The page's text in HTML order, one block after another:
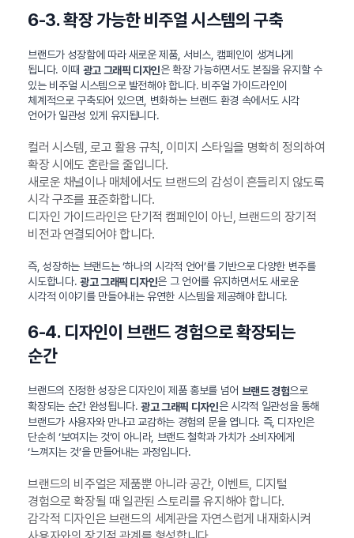
6-3. 확장 가능한 비주얼 시스템의 구축
브랜드가 성장함에 따라 새로운 제품, 서비스, 캠페인이 생겨나게
됩니다. 이때 광고 그래픽 디자인은 확장 가능하면서도 본질을 유지할 수
있는 비주얼 시스템으로 발전해야 합니다. 비주얼 가이드라인이
체계적으로 구축되어 있으면, 변화하는 브랜드 환경 속에서도 시각
언어가 일관성 있게 유지됩니다.
컬러 시스템, 로고 활용 규칙, 이미지 스타일을 명확히 정의하여
확장 시에도 혼란을 줄입니다.
새로운 채널이나 매체에서도 브랜드의 감성이 흔들리지 않도록
시각 구조를 표준화합니다.
디자인 가이드라인은 단기적 캠페인이 아닌, 브랜드의 장기적
비전과 연결되어야 합니다.
즉, 성장하는 브랜드는 ‘하나의 시각적 언어’를 기반으로 다양한 변주를
시도합니다. 광고 그래픽 디자인은 그 언어를 유지하면서도 새로운
시각적 이야기를 만들어내는 유연한 시스템을 제공해야 합니다.
6-4. 디자인이 브랜드 경험으로 확장되는
순간
브랜드의 진정한 성장은 디자인이 제품 홍보를 넘어 브랜드 경험으로
확장되는 순간 완성됩니다.광고 그래픽 디자인은 시각적 일관성을 통해
브랜드가 사용자와 만나고 교감하는 경험의 문을 엽니다. 즉, 디자인은
단순히 ‘보여지는 것’이 아니라, 브랜드 철학과 가치가 소비자에게
‘느껴지는 것’을 만들어내는 과정입니다.
브랜드의 비주얼은 제품뿐 아니라 공간, 이벤트, 디지털
경험으로 확장될 때 일관된 스토리를 유지해야 합니다.
감각적 디자인은 브랜드의 세계관을 자연스럽게 내재화시켜